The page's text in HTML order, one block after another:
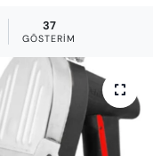
37
GÖSTERIM